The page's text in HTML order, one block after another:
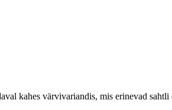
kahes värvivariandis, mis erinevad sahtli